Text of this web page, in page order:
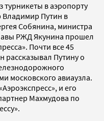
турникеты в аэропорту
Путин в
Собянина, министра
РЖД Якунина прошел
Почти все 45
рассказывал Путину о
московского авиаузла.
и его
Махмудова по